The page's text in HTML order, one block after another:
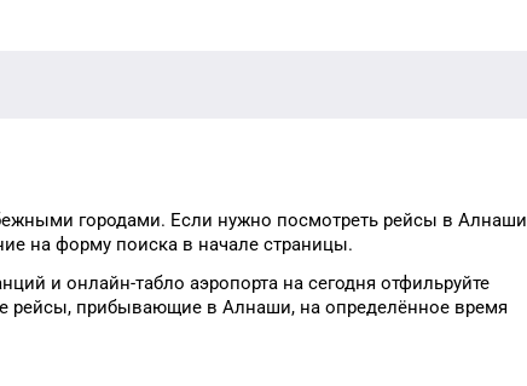
городами. Если нужно посмотреть рейсы в Алнаши
на форму поиска в начале страницы.
и онлайн-табло аэропорта на сегодня отфильруйте
рейсы, прибывающие в Алнаши, на определённое время